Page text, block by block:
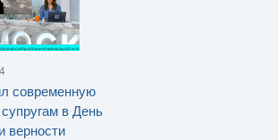
современную
в День
верности